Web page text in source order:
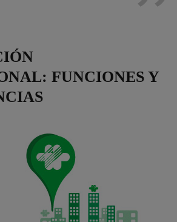
FUNCIONES Y